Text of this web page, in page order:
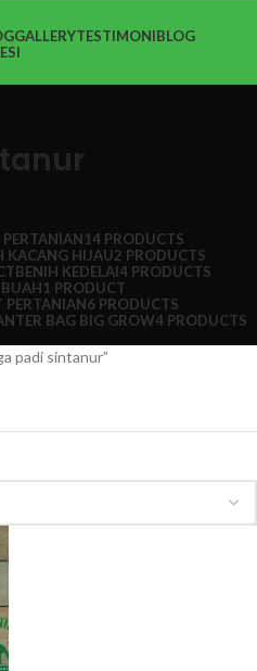
GALLERYTESTIMONIBLOG
PERTANIAN14 PRODUCTS
KACANG HIJAU2 PRODUCTS
BENIH KEDELAI4 PRODUCTS
1 PRODUCT
PERTANIAN6 PRODUCTS
BAG BIG GROW4 PRODUCTS
padi sintanur”